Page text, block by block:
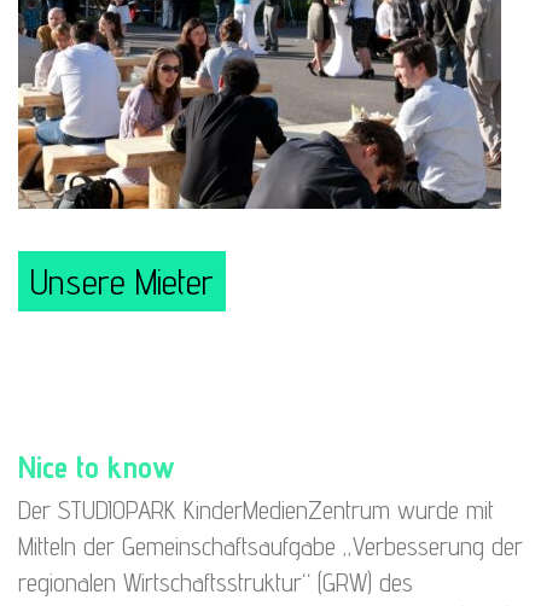
Unsere Mieter
Nice to know
Der STUDIOPARK KinderMedienZentrum wurde mit
Mitteln der Gemeinschaftsaufgabe „Verbesserung der
regionalen Wirtschaftsstruktur“ (GRW) des